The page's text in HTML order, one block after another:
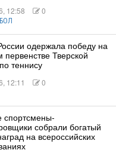
12:58 0
одержала победу на
первенстве Тверской
теннису
12:11 0
спортсмены-
собрали богатый
на всероссийских